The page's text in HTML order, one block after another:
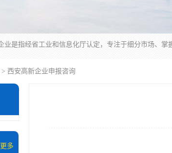
> 西安高新企业申报咨询
更多